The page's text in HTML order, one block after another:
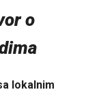
o
lokalnim